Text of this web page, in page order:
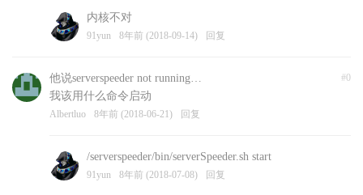
内核不对
91yun 8年前 (2018-09-14) 回复
#0
他说serverspeeder not running…
我该用什么命令启动
Albertluo 8年前 (2018-06-21) 回复
/serverspeeder/bin/serverSpeeder.sh start
91yun 8年前 (2018-07-08) 回复